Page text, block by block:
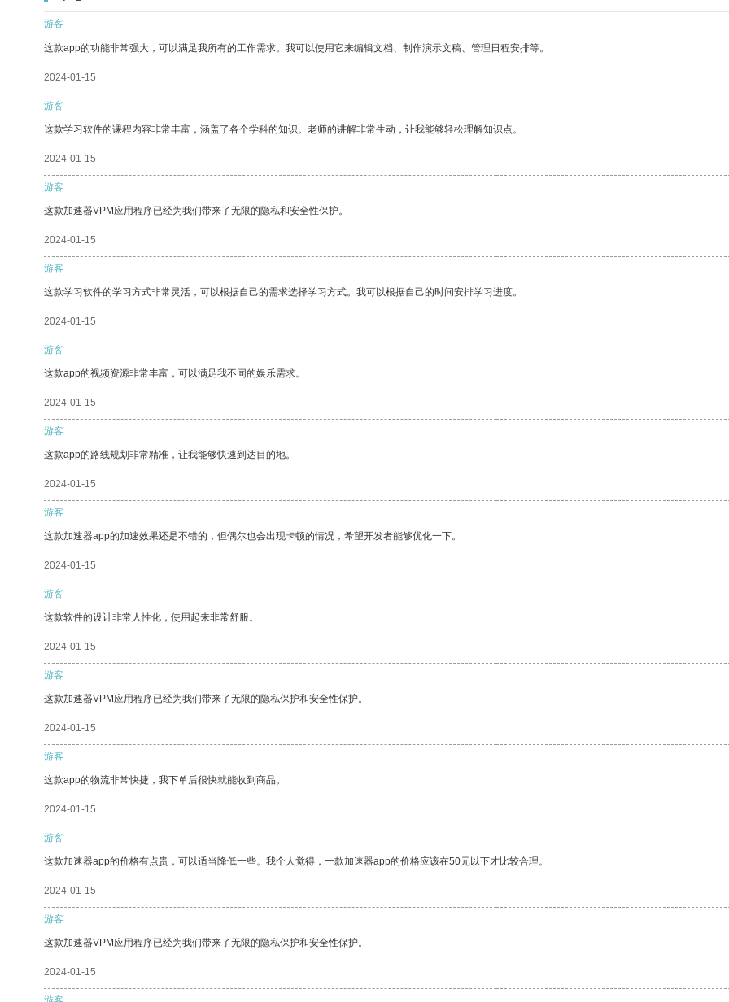
游客
这款app的功能非常强大，可以满足我所有的工作需求。我可以使用它来编辑文档、制作演示文稿、管理日程安排等。
2024-01-15
游客
这款学习软件的课程内容非常丰富，涵盖了各个学科的知识。老师的讲解非常生动，让我能够轻松理解知识点。
2024-01-15
游客
这款加速器VPM应用程序已经为我们带来了无限的隐私和安全性保护。
2024-01-15
游客
这款学习软件的学习方式非常灵活，可以根据自己的需求选择学习方式。我可以根据自己的时间安排学习进度。
2024-01-15
游客
这款app的视频资源非常丰富，可以满足我不同的娱乐需求。
2024-01-15
游客
这款app的路线规划非常精准，让我能够快速到达目的地。
2024-01-15
游客
这款加速器app的加速效果还是不错的，但偶尔也会出现卡顿的情况，希望开发者能够优化一下。
2024-01-15
游客
这款软件的设计非常人性化，使用起来非常舒服。
2024-01-15
游客
这款加速器VPM应用程序已经为我们带来了无限的隐私保护和安全性保护。
2024-01-15
游客
这款app的物流非常快捷，我下单后很快就能收到商品。
2024-01-15
游客
这款加速器app的价格有点贵，可以适当降低一些。我个人觉得，一款加速器app的价格应该在50元以下才比较合理。
2024-01-15
游客
这款加速器VPM应用程序已经为我们带来了无限的隐私保护和安全性保护。
2024-01-15